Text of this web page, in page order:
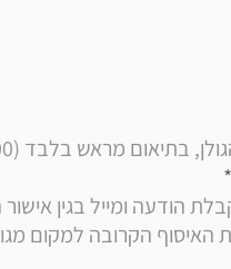
מראש בלבד (050-8090000)